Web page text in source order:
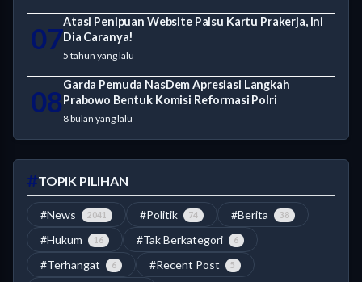
07Atasi Penipuan Website Palsu Kartu Prakerja, Ini
Dia Caranya!
5 tahun yang lalu
08Garda Pemuda NasDem Apresiasi Langkah
Prabowo Bentuk Komisi Reformasi Polri
8 bulan yang lalu
TOPIK PILIHAN
#News 2041 #Politik 74 #Berita 38
#Hukum 16 #Tak Berkategori 6
#Terhangat 6 #Recent Post 5